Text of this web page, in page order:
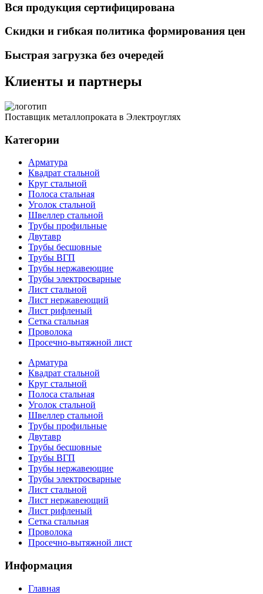
Вся продукция сертифицирована
Скидки и гибкая политика формирования цен
Быстрая загрузка без очередей
Клиенты и партнеры
Поставщик металлопроката в Электроуглях
Категории
Арматура
Квадрат стальной
Круг стальной
Полоса стальная
Уголок стальной
Швеллер стальной
Трубы профильные
Двутавр
Трубы бесшовные
Трубы ВГП
Трубы нержавеющие
Трубы электросварные
Лист стальной
Лист нержавеющий
Лист рифленый
Сетка стальная
Проволока
Просечно-вытяжной лист
Арматура
Квадрат стальной
Круг стальной
Полоса стальная
Уголок стальной
Швеллер стальной
Трубы профильные
Двутавр
Трубы бесшовные
Трубы ВГП
Трубы нержавеющие
Трубы электросварные
Лист стальной
Лист нержавеющий
Лист рифленый
Сетка стальная
Проволока
Просечно-вытяжной лист
Информация
Главная